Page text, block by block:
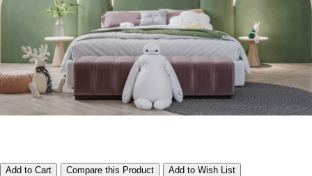
Add to Cart Compare this Product Add to Wish List